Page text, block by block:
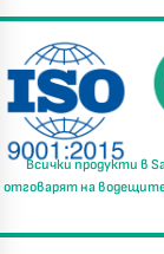
Всички продукти в
отговарят на
Бяло и